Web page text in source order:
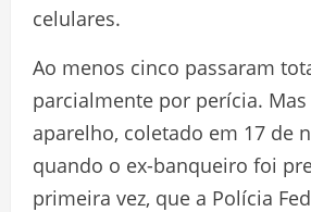
celulares.
Ao menos cinco passaram
parcialmente por perícia.
aparelho, coletado em 17 de
quando o ex-banqueiro foi
primeira vez, que a Polícia